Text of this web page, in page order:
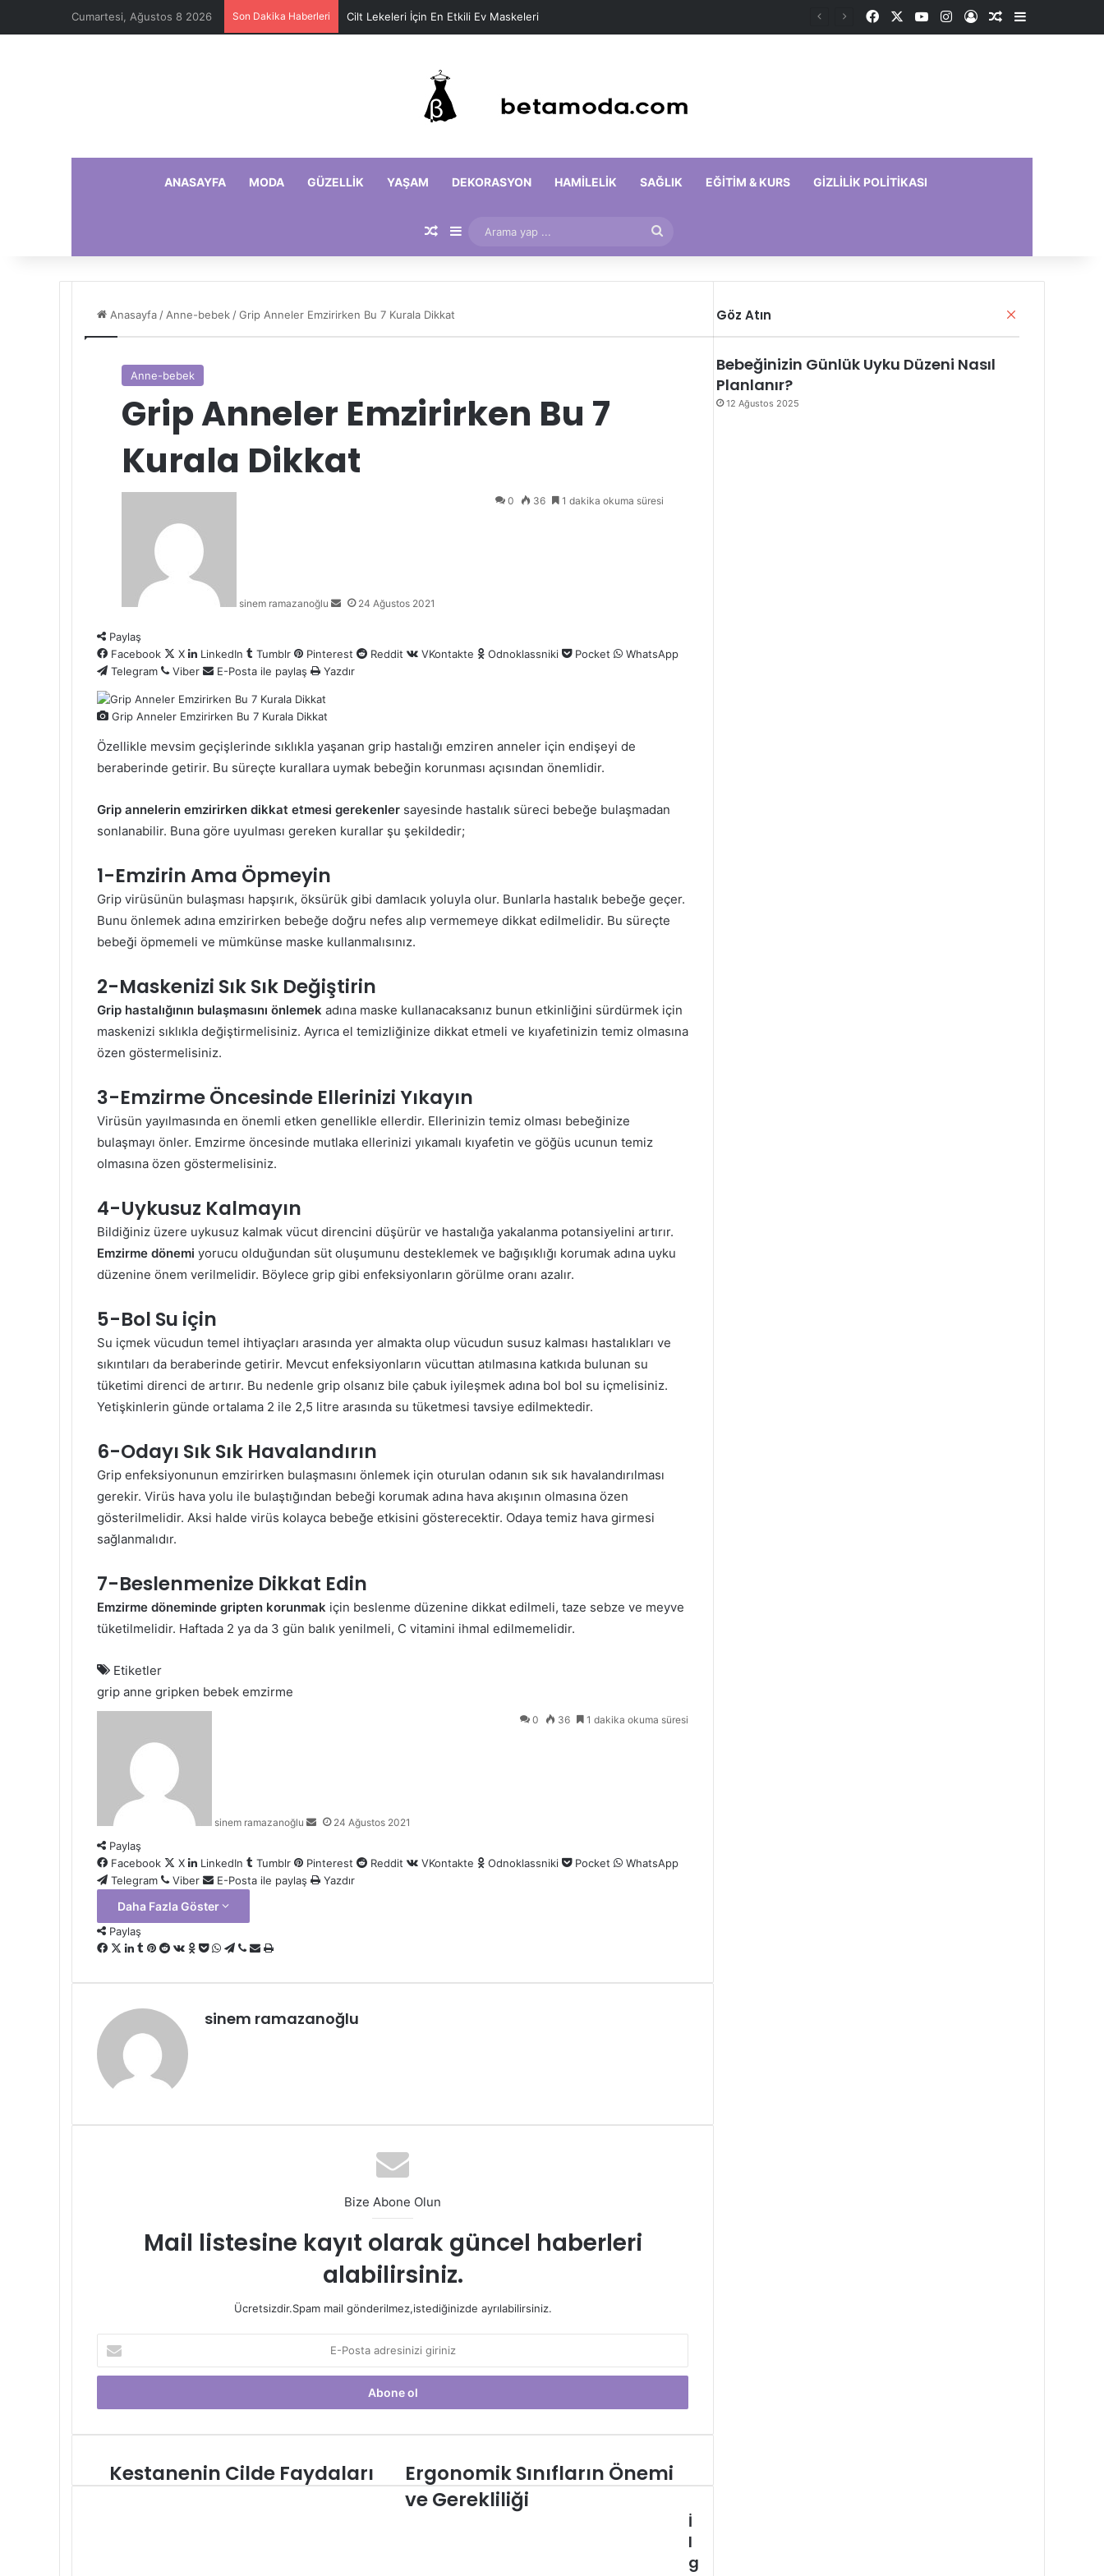
Cumartesi, Ağustos 8 2026 Son Dakika Haberleri Cilt Lekeleri İçin En Etkili Ev Maskeleri FacebookYouTubeInstagram
Kayıt OlRastgele Makale
Kenar
ANASAYFA MODA GÜZELLIK YAŞAM DEKORASYON HAMILELIK SAĞLIK EĞITIM & KURS GIZLILIK POLITIKASI
Rastgele Makale
Kenar Bölmesi
Arama
yap
Anasayfa / Anne-bebek /Grip Anneler Emzirirken Bu 7 Kurala Dikkat
Anne-bebek
Grip Anneler Emzirirken Bu 7
Kurala Dikkat
sinem ramazanoğlu 24 Ağustos 2021
0 36 1 dakika okuma süresi
Paylaş
Facebook
X LinkedIn Tumblr Pinterest Reddit VKontakte Odnoklassniki Pocket
WhatsApp
Telegram
Viber E-Posta ile paylaş Yazdır
Grip Anneler Emzirirken Bu 7 Kurala Dikkat
Özellikle mevsim geçişlerinde sıklıkla yaşanan grip hastalığı emziren anneler için endişeyi de
beraberinde getirir. Bu süreçte kurallara uymak bebeğin korunması açısından önemlidir.
Grip annelerin emzirirken dikkat etmesi gerekenler sayesinde hastalık süreci bebeğe bulaşmadan
sonlanabilir. Buna göre uyulması gereken kurallar şu şekildedir;
1-Emzirin Ama Öpmeyin
Grip virüsünün bulaşması hapşırık, öksürük gibi damlacık yoluyla olur. Bunlarla hastalık bebeğe geçer.
Bunu önlemek adına emzirirken bebeğe doğru nefes alıp vermemeye dikkat edilmelidir. Bu süreçte
bebeği öpmemeli ve mümkünse maske kullanmalısınız.
2-Maskenizi Sık Sık Değiştirin
Grip hastalığının bulaşmasını önlemek adına maske kullanacaksanız bunun etkinliğini sürdürmek için
maskenizi sıklıkla değiştirmelisiniz. Ayrıca el temizliğinize dikkat etmeli ve kıyafetinizin temiz olmasına
özen göstermelisiniz.
3-Emzirme Öncesinde Ellerinizi Yıkayın
Virüsün yayılmasında en önemli etken genellikle ellerdir. Ellerinizin temiz olması bebeğinize
bulaşmayı önler. Emzirme öncesinde mutlaka ellerinizi yıkamalı kıyafetin ve göğüs ucunun temiz
olmasına özen göstermelisiniz.
4-Uykusuz Kalmayın
Bildiğiniz üzere uykusuz kalmak vücut direncini düşürür ve hastalığa yakalanma potansiyelini artırır.
Emzirme dönemi yorucu olduğundan süt oluşumunu desteklemek ve bağışıklığı korumak adına uyku
düzenine önem verilmelidir. Böylece grip gibi enfeksiyonların görülme oranı azalır.
5-Bol Su için
Su içmek vücudun temel ihtiyaçları arasında yer almakta olup vücudun susuz kalması hastalıkları ve
sıkıntıları da beraberinde getirir. Mevcut enfeksiyonların vücuttan atılmasına katkıda bulunan su
tüketimi direnci de artırır. Bu nedenle grip olsanız bile çabuk iyileşmek adına bol bol su içmelisiniz.
Yetişkinlerin günde ortalama 2 ile 2,5 litre arasında su tüketmesi tavsiye edilmektedir.
6-Odayı Sık Sık Havalandırın
Grip enfeksiyonunun emzirirken bulaşmasını önlemek için oturulan odanın sık sık havalandırılması
gerekir. Virüs hava yolu ile bulaştığından bebeği korumak adına hava akışının olmasına özen
gösterilmelidir. Aksi halde virüs kolayca bebeğe etkisini gösterecektir. Odaya temiz hava girmesi
sağlanmalıdır.
7-Beslenmenize Dikkat Edin
Emzirme döneminde gripten korunmak için beslenme düzenine dikkat edilmeli, taze sebze ve meyve
tüketilmelidir. Haftada 2 ya da 3 gün balık yenilmeli, C vitamini ihmal edilmemelidir.
Etiketler
grip anne gripken bebek emzirme
sinem ramazanoğlu 24 Ağustos 2021
0 36 1 dakika okuma süresi
Paylaş
Facebook
X LinkedIn Tumblr Pinterest Reddit VKontakte Odnoklassniki Pocket
WhatsApp
Telegram
Viber E-Posta ile paylaş Yazdır
Daha Fazla Göster
Paylaş
Facebook
X LinkedIn
Tumblr
Pinterest
RedditVKontakte
Odnoklassniki
Pocket
WhatsApp
Telegram
Viber
E-
ile
Yazdır
sinem ramazanoğlu
Bize Abone Olun
Mail listesine kayıt olarak güncel haberleri
alabilirsiniz.
Ücretsizdir.Spam mail gönderilmez,istediğinizde ayrılabilirsiniz.
Posta
adresinizi
Kestanenin
Cilde
Kestanenin Cilde Faydaları
Ergonomik
Sınıfların
Önemi
Ergonomik Sınıfların Önemi
ve Gerekliliği
İ
l
g
Göz Atın
Bebeğinizin Günlük Uyku Düzeni Nasıl
Planlanır?
12 Ağustos 2025